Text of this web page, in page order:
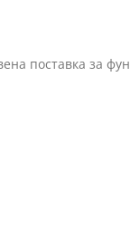
поставка за